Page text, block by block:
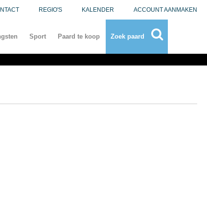
REGIO'S KALENDER ACCOUNT AANMAKEN
Sport Paard te koop Zoek paard